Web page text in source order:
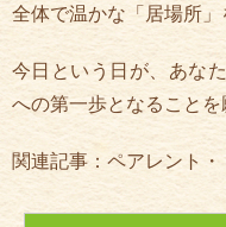
全体で温かな「居場所」
今日という日が、あな
への第一歩となることを
関連記事：ペアレント